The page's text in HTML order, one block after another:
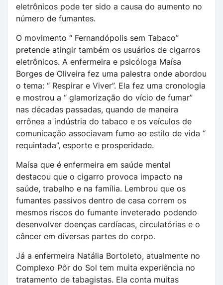
eletrônicos pode ter sido a causa do aumento no
número de fumantes.
O movimento “ Fernandópolis sem Tabaco”
pretende atingir também os usuários de cigarros
eletrônicos. A enfermeira e psicóloga Maísa
Borges de Oliveira fez uma palestra onde abordou
o tema: “ Respirar e Viver”. Ela fez uma cronologia
e mostrou a “ glamorização do vício de fumar”
nas décadas passadas, quando de maneira
errônea a indústria do tabaco e os veículos de
comunicação associavam fumo ao estilo de vida “
requintada”, esporte e prosperidade.
Maísa que é enfermeira em saúde mental
destacou que o cigarro provoca impacto na
saúde, trabalho e na família. Lembrou que os
fumantes passivos dentro de casa correm os
mesmos riscos do fumante inveterado podendo
desenvolver doenças cardíacas, circulatórias e o
câncer em diversas partes do corpo.
Já a enfermeira Natália Bortoleto, atualmente no
Complexo Pôr do Sol tem muita experiência no
tratamento de tabagistas. Ela conta muitas